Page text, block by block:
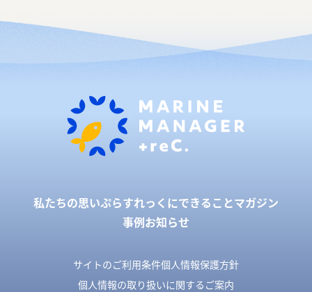
私たちの思いぷらすれっくにできることマガジン
事例お知らせ
サイトのご利用条件個人情報保護方針
個人情報の取り扱いに関するご案内